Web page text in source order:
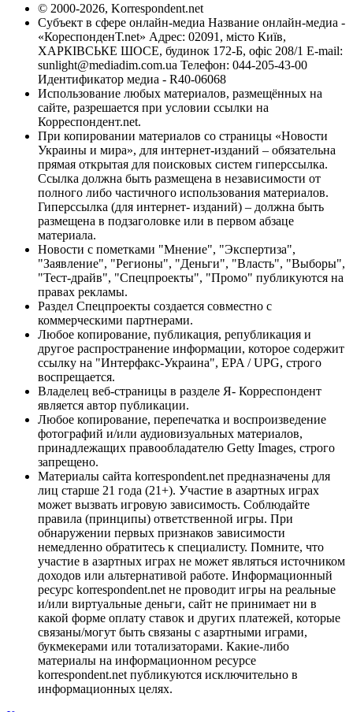
© 2000-2026, Korrespondent.net
Субъект в сфере онлайн-медиа Название онлайн-медиа -
«КореспонденТ.net» Адрес: 02091, місто Київ,
ХАРКІВСЬКЕ ШОСЕ, будинок 172-Б, офіс 208/1 E-mail:
sunlight@mediadim.com.ua Телефон: 044-205-43-00
Идентификатор медиа - R40-06068
Использование любых материалов, размещённых на
сайте, разрешается при условии ссылки на
Корреспондент.net.
При копировании материалов со страницы «Новости
Украины и мира», для интернет-изданий – обязательна
прямая открытая для поисковых систем гиперссылка.
Ссылка должна быть размещена в независимости от
полного либо частичного использования материалов.
Гиперссылка (для интернет- изданий) – должна быть
размещена в подзаголовке или в первом абзаце
материала.
Новости с пометками "Мнение", "Экспертиза",
"Заявление", "Регионы", "Деньги", "Власть", "Выборы",
"Тест-драйв", "Спецпроекты", "Промо" публикуются на
правах рекламы.
Раздел Спецпроекты создается совместно с
коммерческими партнерами.
Любое копирование, публикация, републикация и
другое распространение информации, которое содержит
ссылку на "Интерфакс-Украина", EPA / UPG, строго
воспрещается.
Владелец веб-страницы в разделе Я- Корреспондент
является автор публикации.
Любое копирование, перепечатка и воспроизведение
фотографий и/или аудиовизуальных материалов,
принадлежащих правообладателю Getty Images, строго
запрещено.
Материалы сайта korrespondent.net предназначены для
лиц старше 21 года (21+). Участие в азартных играх
может вызвать игровую зависимость. Соблюдайте
правила (принципы) ответственной игры. При
обнаружении первых признаков зависимости
немедленно обратитесь к специалисту. Помните, что
участие в азартных играх не может являться источником
доходов или альтернативой работе. Информационный
ресурс korrespondent.net не проводит игры на реальные
и/или виртуальные деньги, сайт не принимает ни в
какой форме оплату ставок и других платежей, которые
связаны/могут быть связаны с азартными играми,
букмекерами или тотализаторами. Какие-либо
материалы на информационном ресурсе
korrespondent.net публикуются исключительно в
информационных целях.